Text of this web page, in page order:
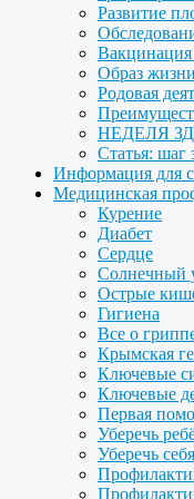
Развитие
Вакцинация
Образ
Родовая
НЕДЕЛЯ
Статья: шаг
Информация для
Медицинская
Курение
Диабет
Сердце
Солнечный
Острые
Гигиена
Все о
Крымская
Ключевые
Ключевые
Первая
Уберечь
Уберечь себя